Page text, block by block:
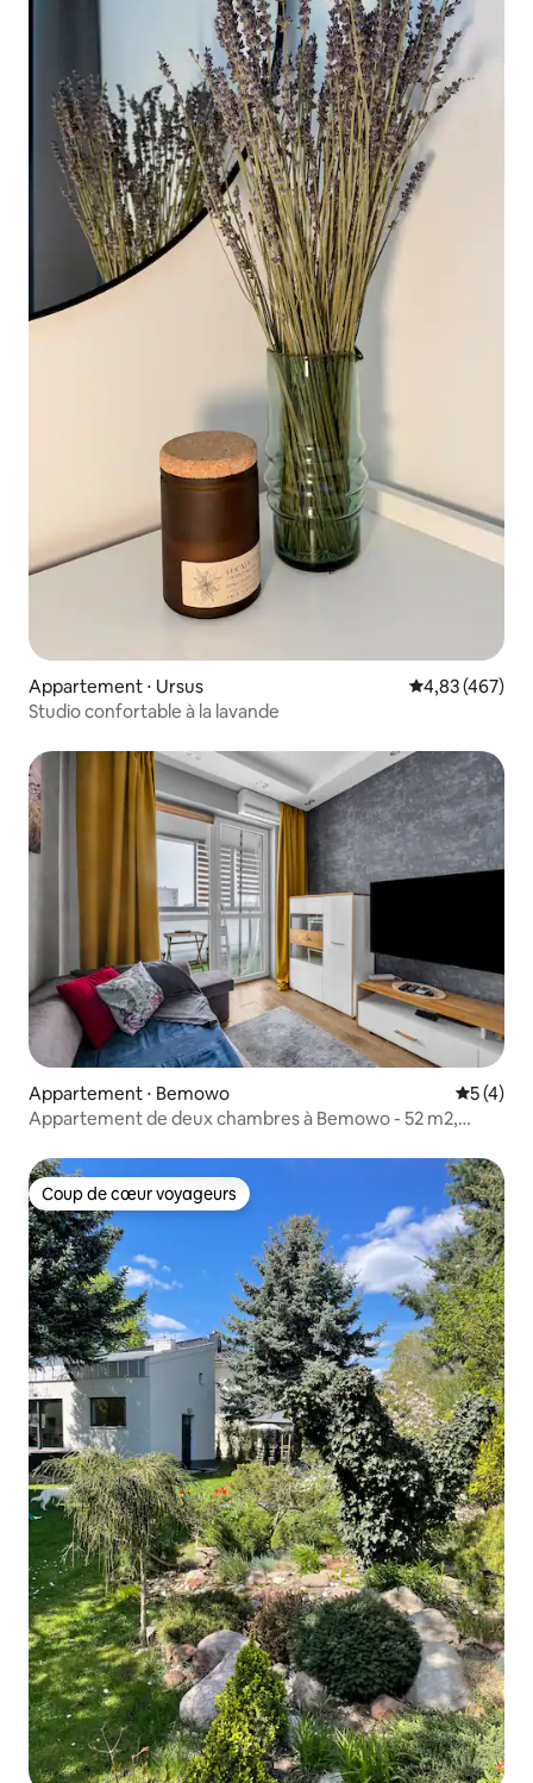
Appartement ⋅ Ursus Évaluation
4,83 (467)
Studio confortable à la lavande
Appartement ⋅ Bemowo
5 (4)
Appartement de deux chambres à Bemowo - 52 m2,
Coup de cœur voyageurs
Coup de cœur voyageurs